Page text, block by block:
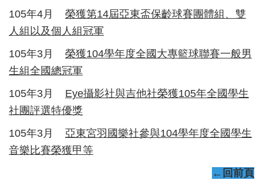
105年4月 榮獲第14屆亞東盃保齡球賽團體組、雙
人組以及個人組冠軍
105年3月 榮獲104學年度全國大專籃球聯賽一般男
生組全國總冠軍
105年3月 Eye攝影社與吉他社榮獲105年全國學生
社團評選特優獎
105年3月 亞東宮羽國樂社參與104學年度全國學生
音樂比賽榮獲甲等
←回前頁